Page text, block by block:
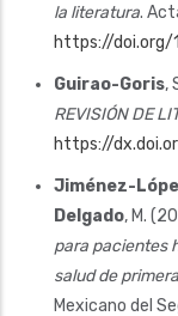
la literatura.
https://doi.org/
Guirao-Goris,
REVISIÓN DE
https://
Jiménez-
Delgado, M.
para pacientes
salud de
Mexicano del